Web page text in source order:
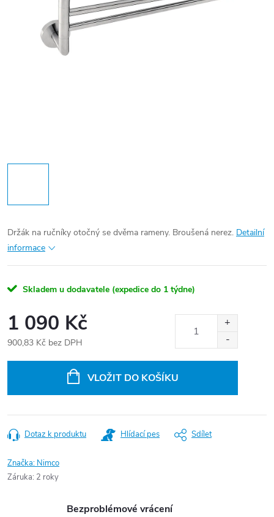
Držák na ručníky otočný se dvěma rameny. Broušená nerez. Detailní
informace
Skladem u dodavatele (expedice do 1 týdne)
1 090 Kč
900,83 Kč bez DPH
VLOŽIT DO KOŠÍKU
Dotaz k produktu Hlídací pes Sdílet
Značka: Nimco
Záruka: 2 roky
Bezproblémové vrácení